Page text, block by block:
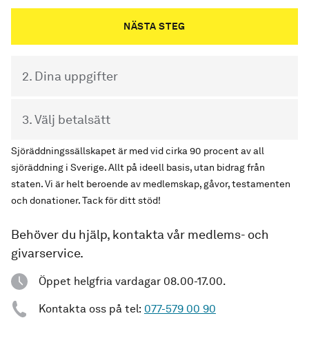
2. Dina uppgifter
3. Välj betalsätt
Sjöräddningssällskapet är med vid cirka 90 procent av all
sjöräddning i Sverige. Allt på ideell basis, utan bidrag från
staten. Vi är helt beroende av medlemskap, gåvor, testamenten
och donationer. Tack för ditt stöd!
Behöver du hjälp, kontakta vår medlems- och
givarservice.
Öppet helgfria vardagar 08.00-17.00.
Kontakta oss på tel: 077-579 00 90